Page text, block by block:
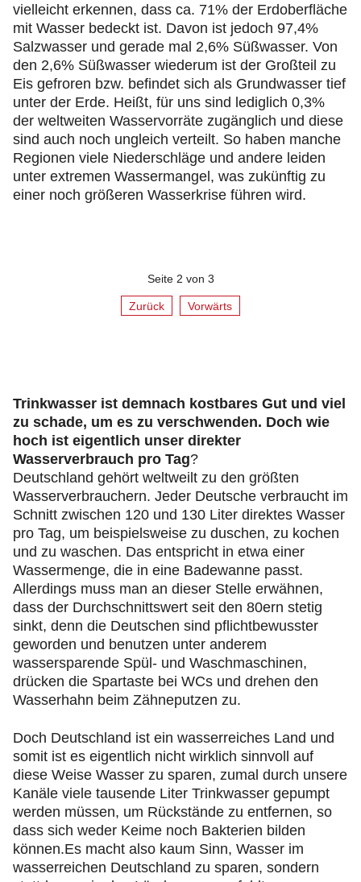
vielleicht erkennen, dass ca. 71% der Erdoberfläche
mit Wasser bedeckt ist. Davon ist jedoch 97,4%
Salzwasser und gerade mal 2,6% Süßwasser. Von
den 2,6% Süßwasser wiederum ist der Großteil zu
Eis gefroren bzw. befindet sich als Grundwasser tief
unter der Erde. Heißt, für uns sind lediglich 0,3%
der weltweiten Wasservorräte zugänglich und diese
sind auch noch ungleich verteilt. So haben manche
Regionen viele Niederschläge und andere leiden
unter extremen Wassermangel, was zukünftig zu
einer noch größeren Wasserkrise führen wird.
Seite 2 von 3
Zurück Vorwärts
Trinkwasser ist demnach kostbares Gut und viel
zu schade, um es zu verschwenden. Doch wie
hoch ist eigentlich unser direkter
Wasserverbrauch pro Tag?
Deutschland gehört weltweilt zu den größten
Wasserverbrauchern. Jeder Deutsche verbraucht im
Schnitt zwischen 120 und 130 Liter direktes Wasser
pro Tag, um beispielsweise zu duschen, zu kochen
und zu waschen. Das entspricht in etwa einer
Wassermenge, die in eine Badewanne passt.
Allerdings muss man an dieser Stelle erwähnen,
dass der Durchschnittswert seit den 80ern stetig
sinkt, denn die Deutschen sind pflichtbewusster
geworden und benutzen unter anderem
wassersparende Spül- und Waschmaschinen,
drücken die Spartaste bei WCs und drehen den
Wasserhahn beim Zähneputzen zu.
Doch Deutschland ist ein wasserreiches Land und
somit ist es eigentlich nicht wirklich sinnvoll auf
diese Weise Wasser zu sparen, zumal durch unsere
Kanäle viele tausende Liter Trinkwasser gepumpt
werden müssen, um Rückstände zu entfernen, so
dass sich weder Keime noch Bakterien bilden
können.Es macht also kaum Sinn, Wasser im
wasserreichen Deutschland zu sparen, sondern